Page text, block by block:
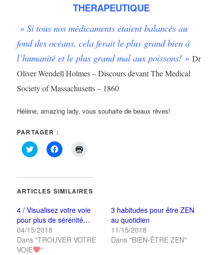
THERAPEUTIQUE
» Si tous nos médicaments étaient balancés au
fond des océans, cela ferait le plus grand bien à
l’humanité et le plus grand mal aux poissons! » Dr
Oliver Wendell Holmes – Discours devant The Medical
Society of Massachusetts – 1860
Hélène, amazing lady, vous souhaite de beaux rêves!
PARTAGER :
Cliquez
pour
dans
nouvelle
Cliquez
pour
dans
nouvelle
nouvelle
ARTICLES SIMILAIRES
4 / Visualisez votre voie
pour plus de sérénité…
04/15/2018
Dans "TROUVER VOTRE
VOIE
"
3 habitudes pour être ZEN
au quotidien
11/15/2018
Dans "BIEN-ÊTRE ZEN"